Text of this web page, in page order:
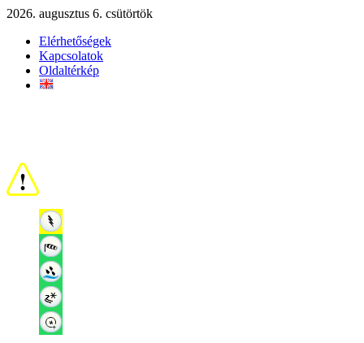
2026. augusztus 6. csütörtök
Elérhetőségek
Kapcsolatok
Oldaltérkép